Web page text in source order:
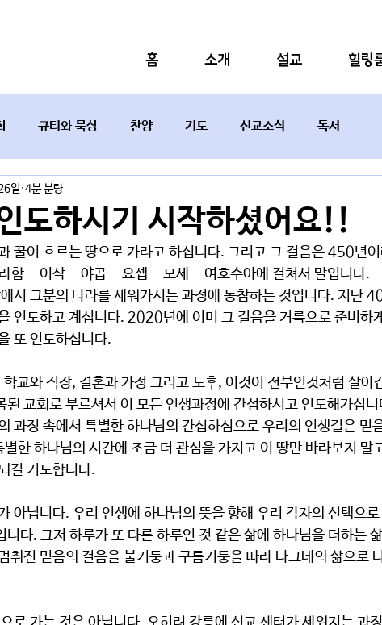
홈 소개 설교 힐링
큐티와 묵상 찬양 기도 선교소식 독서
설교요약
도하시기 시작하셨어요!!
일 4분 분량
함 - 이삭 - 야곱 - 요셉 - 모세 - 여호수아에 걸쳐서 말입니다.
인도하고 계십니다. 2020년에 이미 그 걸음을 거룩으로 준비하
또 인도하십니다.
된 교회로 부르셔서 이 모든 인생과정에 간섭하시고 인도해가십니
과정 속에서 특별한 하나님의 간섭하심으로 우리의 인생길은 믿
한 하나님의 시간에 조금 더 관심을 가지고 이 땅만 바라보지 말
길 기도합니다.
니다. 그저 하루가 또 다른 하루인 것 같은 삶에 하나님을 더하는
춰진 믿음의 걸음을 불기둥과 구름기둥을 따라 나그네의 삶으로